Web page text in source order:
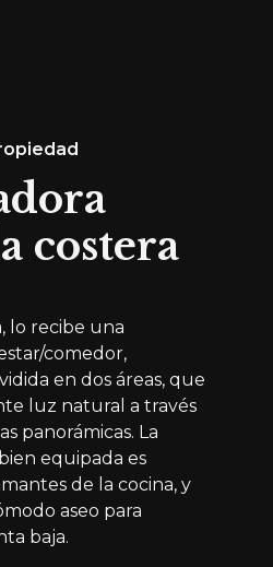
costera
lo recibe una
comedor,
en dos áreas, que
luz natural a través
panorámicas. La
equipada es
de la cocina, y
aseo para
baja.